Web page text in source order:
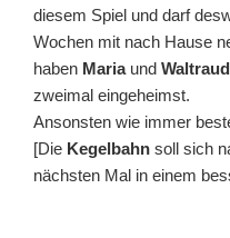
diesem Spiel und darf
Wochen mit nach Hause
haben Mariaund Waltraud
zweimal eingeheimst.
Ansonsten wie immer
[Die Kegelbahn soll sich
nächsten Mal in einem